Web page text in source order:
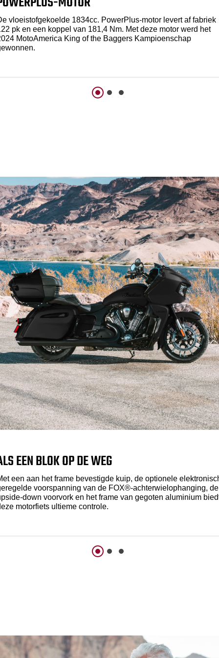
vloeistofgekoelde 1834cc. PowerPlus-motor levert af fabriek
pk en een koppel van 181,4 Nm. Met deze motor werd het
MotoAmerica King of the Baggers Kampioenschap
EEN BLOK OP DE WEG
een aan het frame bevestigde kuip, de optionele
voorspanning van de FOX®-achterwielophanging, de
down voorvork en het frame van gegoten aluminium
motorfiets ultieme controle.